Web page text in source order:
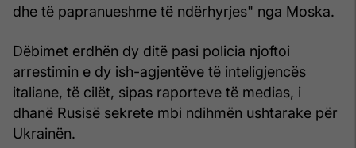
dhe të papranueshme të ndërhyrjes" nga Moska.
Dëbimet erdhën dy ditë pasi policia njoftoi
arrestimin e dy ish-agjentëve të inteligjencës
italiane, të cilët, sipas raporteve të medias, i
dhanë Rusisë sekrete mbi ndihmën ushtarake për
Ukrainën.